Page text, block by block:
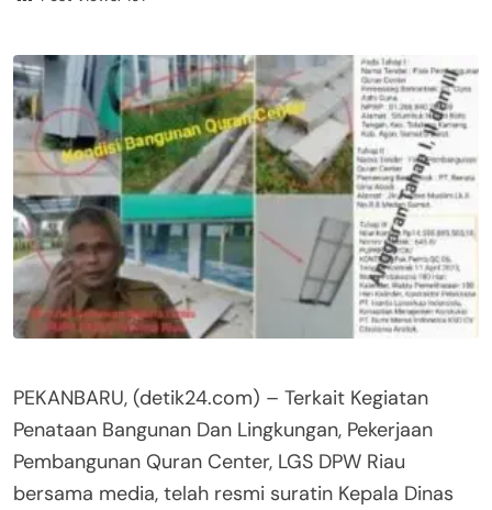
PEKANBARU, (detik24.com) – Terkait Kegiatan
Penataan Bangunan Dan Lingkungan, Pekerjaan
Pembangunan Quran Center, LGS DPW Riau
bersama media, telah resmi suratin Kepala Dinas